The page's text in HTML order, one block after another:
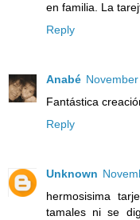
en familia. La
Reply
Anabé
Fantástica
Reply
Unknown
hermosisima
tamales ni se